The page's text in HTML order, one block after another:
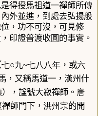
得授馬祖道一禪師所傳
內外並進，到處去弘揚般
，功不可沒 ，可見修
印證普渡收圓的事實 。
七○九~七八八年 ，或六
，又稱馬道一，漢州什
，諡號大寂禪師。 唐
禪師門下， 洪州宗的開